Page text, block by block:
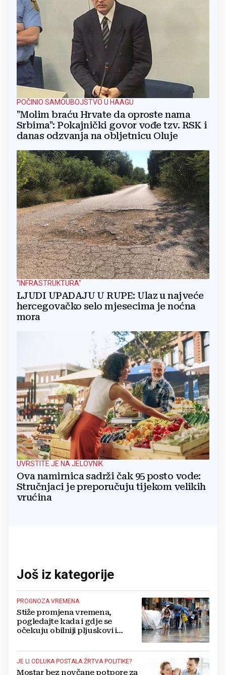
POČINIO SAMOUBOJSTVO U HAAGU
"Molim braću Hrvate da oproste nama
Srbima": Pokajnički govor vođe tzv. RSK i
danas odzvanja na obljetnicu Oluje
"INFRASTRUKTURA"
LJUDI UPADAJU U RUPE: Ulaz u najveće
hercegovačko selo mjesecima je noćna
mora
UVRSTITE JE NA JELOVNIK
Ova namirnica sadrži čak 95 posto vode:
Stručnjaci je preporučuju tijekom velikih
vrućina
Još iz kategorije
PROGNOZA VREMENA
Stiže promjena vremena,
pogledajte kada i gdje se
očekuju obilniji pljuskovi i
JE LI ODLUKA POSTALA ŽRTVA POLITIKE?
Mostar bez novčane potpore za